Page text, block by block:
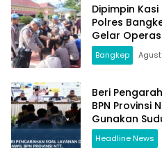
Dipimpin
Polres
Gelar
Bangkep
Beri
BPN Provinsi
Gunakan
Headline News